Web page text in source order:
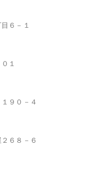
６－１
１
９０－４
６８－６